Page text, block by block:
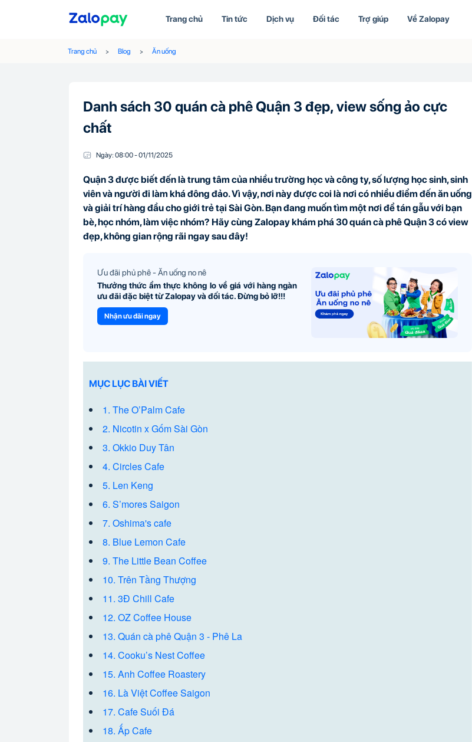
Trang chủ Tin tức Dịch vụ Đối tác Trợ giúp Về Zalopay
Trang chủ Blog Ăn uống
Danh sách 30 quán cà phê Quận 3 đẹp, view sống ảo cực
chất
Ngày: 08:00-01/11/2025
Quận 3 được biết đến là trung tâm của nhiều trường học và công ty, số lượng học sinh, sinh
viên và người đi làm khá đông đảo. Vì vậy, nơi này được coi là nơi có nhiều điểm đến ăn uống
và giải trí hàng đầu cho giới trẻ tại Sài Gòn. Bạn đang muốn tìm một nơi để tán gẫu với bạn
bè, học nhóm, làm việc nhóm? Hãy cùng Zalopay khám phá 30 quán cà phê Quận 3 có view
đẹp, không gian rộng rãi ngay sau đây!
Ưu đãi phủ phê - Ăn uống no nê
Thưởng thức ẩm thực không lo về giá với hàng ngàn
ưu đãi đặc biệt từ Zalopay và đối tác. Đừng bỏ lỡ!!!
Nhận ưu đãi ngay
MỤC LỤC BÀI VIẾT
1. The O’Palm Cafe
2. Nicotin x Gốm Sài Gòn
3. Okkio Duy Tân
4. Circles Cafe
5. Len Keng
6. S’mores Saigon
7. Oshima's cafe
8. Blue Lemon Cafe
9. The Little Bean Coffee
10. Trên Tầng Thượng
11. 3Đ Chill Cafe
12. OZ Coffee House
13. Quán cà phê Quận 3 - Phê La
14. Cooku’s Nest Coffee
15. Anh Coffee Roastery
16. Là Việt Coffee Saigon
17. Cafe Suối Đá
18. Ấp Cafe